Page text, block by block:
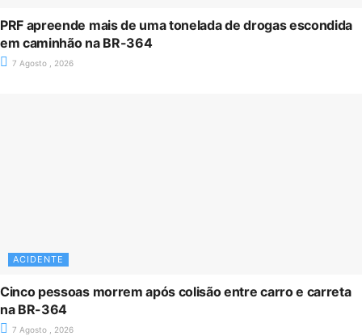
PRF apreende mais de uma tonelada de drogas escondida
em caminhão na BR-364
7 Agosto , 2026
ACIDENTE
Cinco pessoas morrem após colisão entre carro e carreta
na BR-364
7 Agosto , 2026